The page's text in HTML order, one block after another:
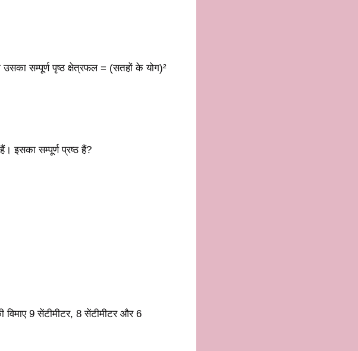
उसका सम्पूर्ण पृष्ठ क्षेत्रफल = (सतहों के योग)²
इसका सम्पूर्ण प्रष्ठ हैं?
9 सेंटीमीटर, 8 सेंटीमीटर और 6